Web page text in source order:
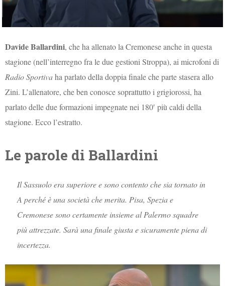
Davide Ballardini, che ha allenato la Cremonese anche in questa
stagione (nell’interregno fra le due gestioni Stroppa), ai microfoni di
Radio Sportivaha parlato della doppia finale che parte stasera allo
Zini. L’allenatore, che ben conosce soprattutto i grigiorossi, ha
parlato delle due formazioni impegnate nei 180′ più caldi della
stagione. Ecco l’estratto.
Le parole di Ballardini
Il Sassuolo era superiore e sono contento che sia tornato in
A perché è una società che merita. Pisa, Spezia e
Cremonese sono certamente insieme al Palermo squadre
più attrezzate. Sarà una finale giusta e sicuramente piena di
incertezza.